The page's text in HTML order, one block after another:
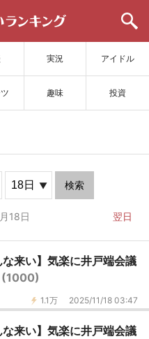
実況 アイドル
趣味 投資
更新
検索
18日 翌日
来い】気楽に井戸端会議
(1000)
1.1万 2025/11/18 03:47
来い】気楽に井戸端会議